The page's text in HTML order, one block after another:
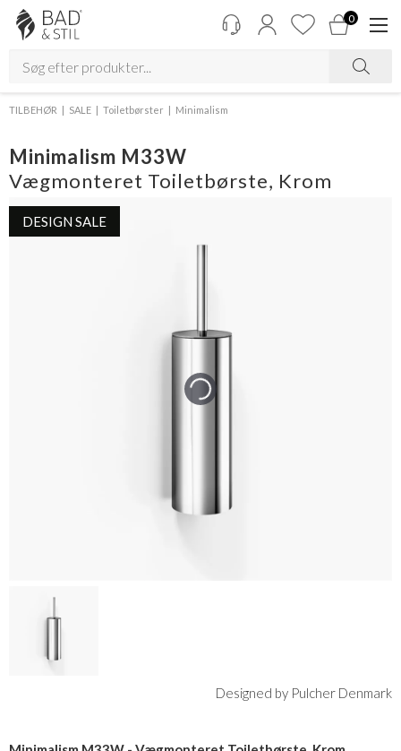
0
TILBEHØR SALE Toiletbørster Minimalism
Minimalism M33W
Vægmonteret Toiletbørste, Krom
DESIGN SALE
Designed by Pulcher Denmark